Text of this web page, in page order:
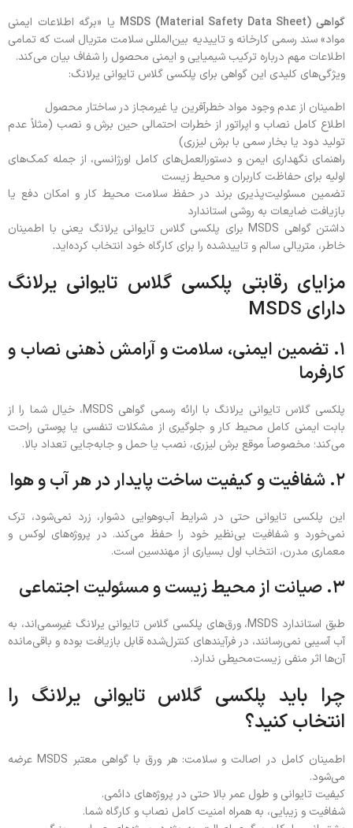
گواهی MSDS (Material Safety Data Sheet)
یا «برگه اطلاعات ایمنی
مواد» سند رسمی کارخانه و تاییدیه بین‌المللی سلامت متریال است که تمامی
اطلاعات مهم درباره ترکیب شیمیایی و ایمنی محصول را شفاف بیان می‌کند.
ویژگی‌های کلیدی این گواهی برای پلکسی گلاس تایوانی یرلانگ:
اطمینان از عدم وجود مواد خطرآفرین یا غیرمجاز در ساختار محصول
اطلاع کامل نصاب و اپراتور از خطرات احتمالی حین برش و نصب (مثلاً عدم
تولید دود یا بخار سمی با برش لیزری)
راهنمای نگهداری ایمن و دستورالعمل‌های کامل اورژانسی، از جمله کمک‌های
اولیه برای حفاظت کاربران و محیط زیست
تضمین مسئولیت‌پذیری برند در حفظ سلامت محیط کار و امکان دفع یا
بازیافت ضایعات به روشی استاندارد
داشتن گواهی MSDS برای پلکسی گلاس تایوانی یرلانگ یعنی با اطمینان
خاطر، متریالی سالم و تاییدشده را برای کارگاه خود انتخاب کرده‌اید.
مزایای رقابتی پلکسی گلاس تایوانی یرلانگ
دارای MSDS
۱. تضمین ایمنی، سلامت و آرامش ذهنی نصاب و
کارفرما
پلکسی گلاس تایوانی یرلانگ با ارائه رسمی گواهی MSDS، خیال شما را از
بابت ایمنی کامل محیط کار و جلوگیری از مشکلات تنفسی یا پوستی راحت
می‌کند؛ مخصوصاً موقع برش لیزری، نصب یا حمل و جابه‌جایی تعداد بالا.
۲. شفافیت و کیفیت ساخت پایدار در هر آب و هوا
این پلکسی تایوانی حتی در شرایط آب‌وهوایی دشوار، زرد نمی‌شود، ترک
نمی‌خورد و شفافیت بی‌نظیر خود را حفظ می‌کند. در پروژه‌های لوکس و
معماری مدرن، انتخاب اول بسیاری از مهندسین است.
۳. صیانت از محیط زیست و مسئولیت اجتماعی
طبق استاندارد MSDS، ورق‌های پلکسی گلاس تایوانی یرلانگ غیرسمی‌اند، به
آب آسیبی نمی‌رسانند، در فرآیندهای کنترل‌شده قابل بازیافت بوده و باقی‌مانده
آن‌ها اثر منفی زیست‌محیطی ندارد.
چرا باید پلکسی گلاس تایوانی یرلانگ را
انتخاب کنید؟
اطمینان کامل در اصالت و سلامت: هر ورق با گواهی معتبر MSDS عرضه
می‌شود.
کیفیت تایوانی و طول عمر بالا حتی در پروژه‌های دائمی.
شفافیت و زیبایی، به همراه امنیت کامل نصاب و کارگاه شما.